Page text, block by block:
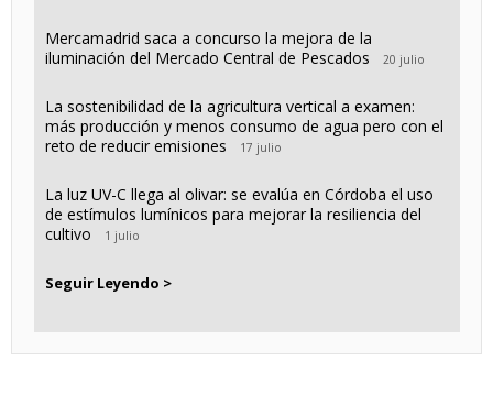
Mercamadrid saca a concurso la mejora de la
iluminación del Mercado Central de Pescados
20 julio
La sostenibilidad de la agricultura vertical a examen:
más producción y menos consumo de agua pero con el
reto de reducir emisiones
17 julio
La luz UV-C llega al olivar: se evalúa en Córdoba el uso
de estímulos lumínicos para mejorar la resiliencia del
cultivo
1 julio
Seguir Leyendo >